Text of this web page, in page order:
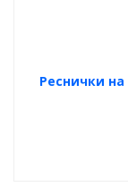
Реснички